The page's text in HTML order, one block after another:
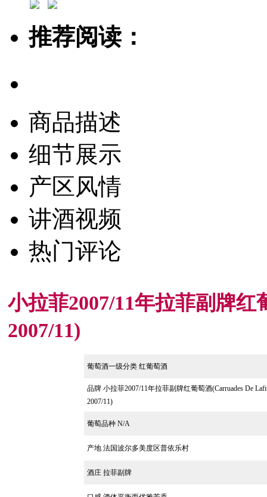
推荐阅读：
商品描述
细节展示
产区风情
讲酒视频
热门评论
小拉菲2007/11年拉菲副牌
2007/11)
葡萄酒一级分类 红葡萄酒
品牌 小拉菲2007/11年拉菲副牌红葡萄酒(Carruades De
2007/11)
葡萄品种 N/A
产地 法国波尔多美度区普依乐村
酒庄 拉菲副牌